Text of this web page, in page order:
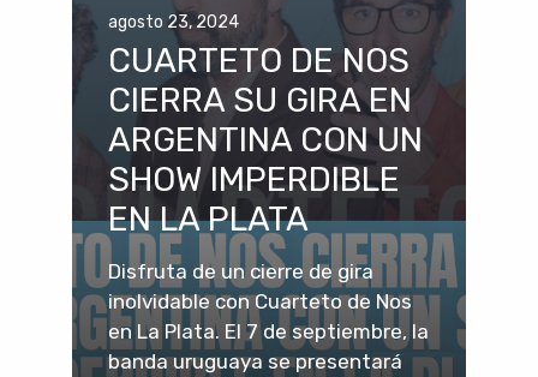
agosto 23, 2024
CUARTETO DE NOS
CIERRA SU GIRA EN
ARGENTINA CON UN
SHOW IMPERDIBLE
EN LA PLATA
Disfruta de un cierre de gira
inolvidable con Cuarteto de Nos
en La Plata. El 7 de septiembre, la
banda uruguaya se presentará